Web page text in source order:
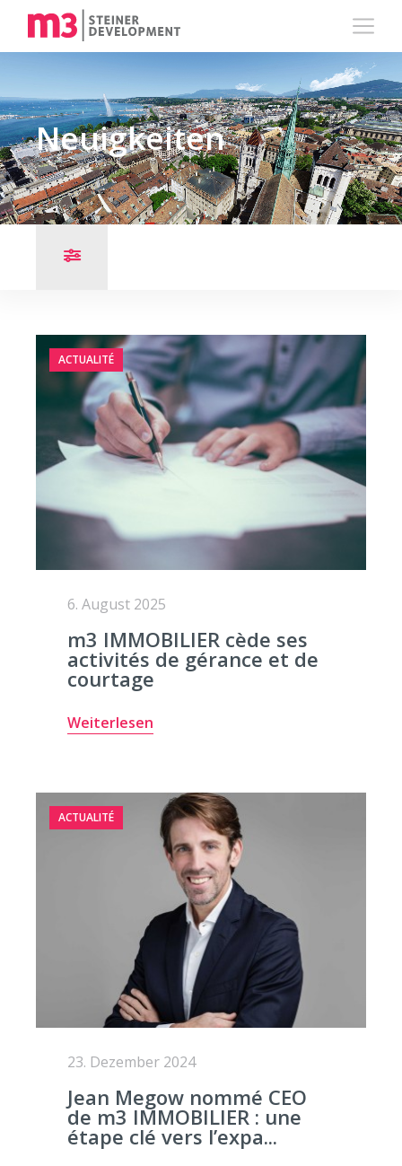
Neuigkeiten
ACTUALITÉ
6. August 2025
m3 IMMOBILIER cède ses
activités de gérance et de
courtage
Weiterlesen
ACTUALITÉ
23. Dezember 2024
Jean Megow nommé CEO
de m3 IMMOBILIER : une
étape clé vers l’expa...